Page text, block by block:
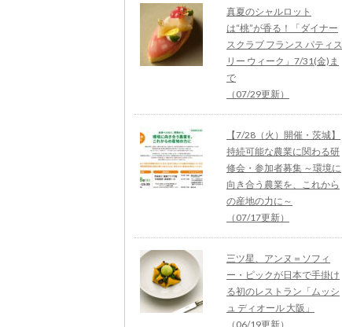
真夏のシャルロット
は“桃”が香る！「ダイナー
スクラブ フランス パティス
リー ウィーク」7/31(金)ま
で
（07/29更新）
【7/28（火）開催・茨城】
持続可能な農業に関わる研
修会・参加者募集 ～環境に
向き合う農業を、これから
の産地の力に～
（07/17更新）
三ツ星、アンヌ＝ソフィ
ー・ピックが日本で手掛け
る初のレストラン「ムッシ
ュ ディオール 大阪」
（06/19更新）